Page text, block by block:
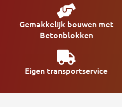
Gemakkelijk bouwen met
Betonblokken
Eigen transportservice